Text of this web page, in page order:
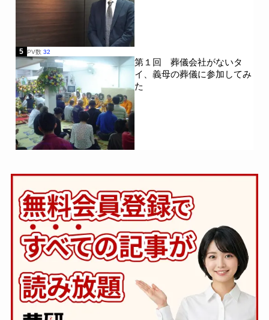
5 PV数 32
第１回 葬儀会社がないタ
イ、義母の葬儀に参加してみ
た